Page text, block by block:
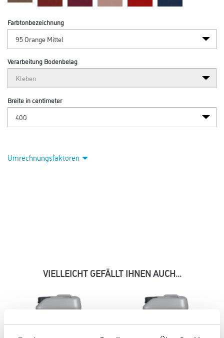
Farbtonbezeichnung
Verarbeitung Bodenbelag
Breite in centimeter
Umrechnungsfaktoren
VIELLEICHT GEFÄLLT IHNEN AUCH...